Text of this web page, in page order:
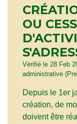
OU
Vérifié le 28 Feb
administrative
Depuis le 1er
création, de
doivent être